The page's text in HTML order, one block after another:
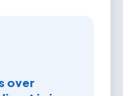
over